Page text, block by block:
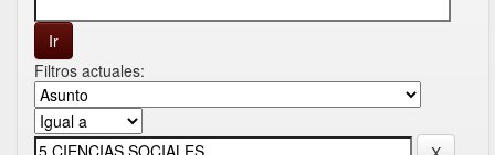
Filtros actuales: